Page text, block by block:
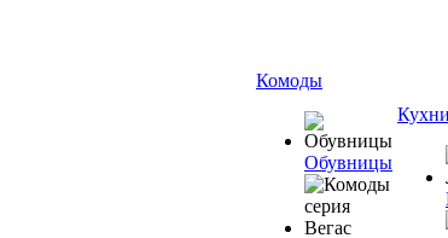
Комоды
Обувницы